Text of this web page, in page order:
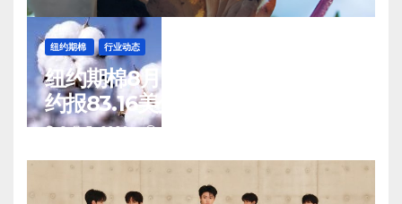
纽约期棉 行业动态
纽约期棉8月6日(周四)收涨12月合
约报83.16美分/磅
8 月 7, 2026 TENG